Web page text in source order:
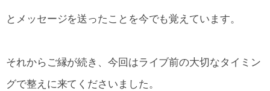
とメッセージを送ったことを今でも覚えています。
それからご縁が続き、今回はライブ前の大切なタイミン
グで整えに来てくださいました。